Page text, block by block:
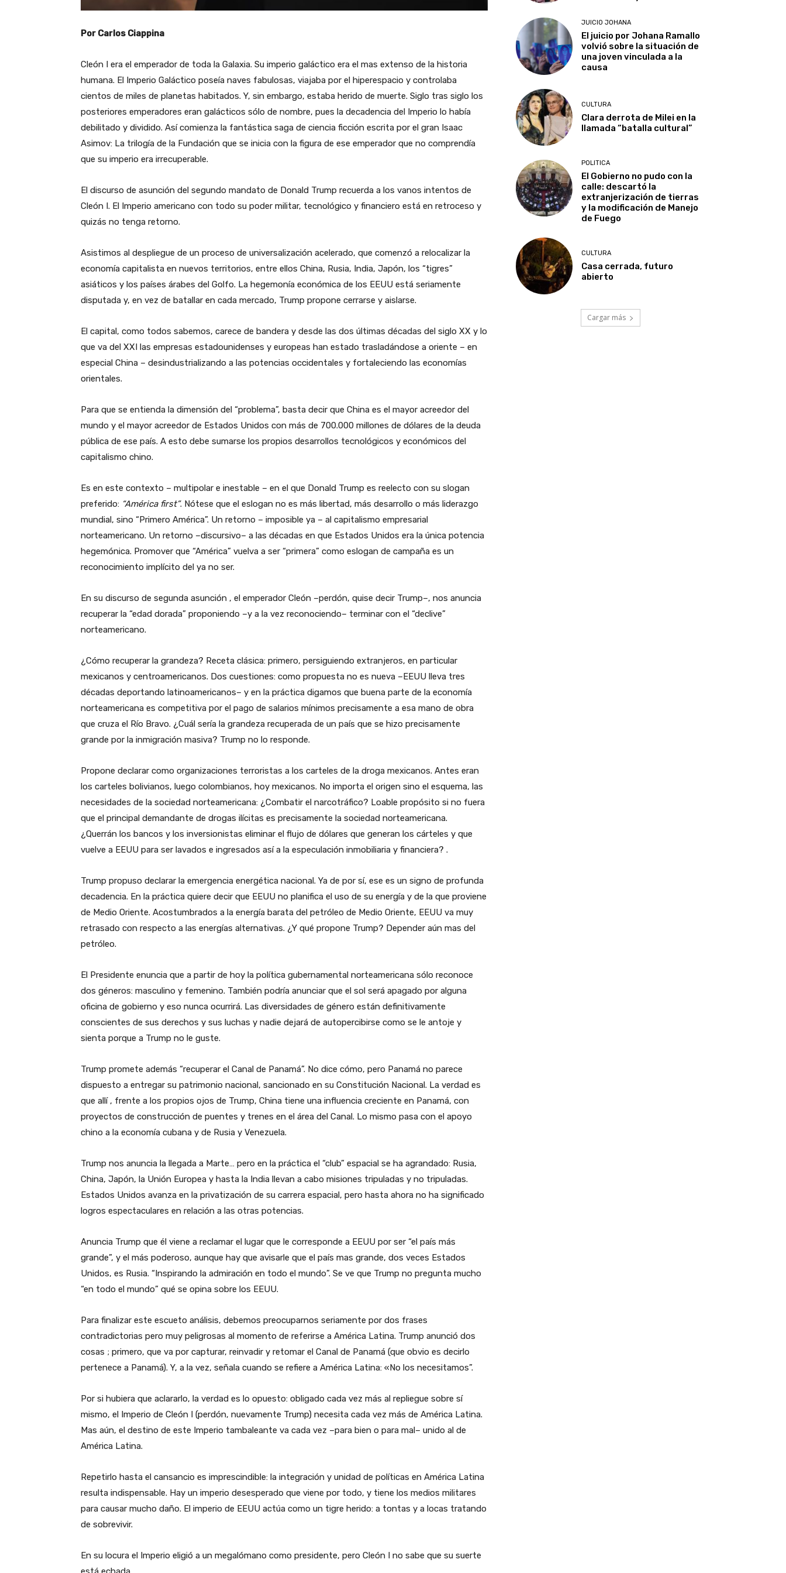
Por Carlos Ciappina
Cleón I era el emperador de toda la Galaxia. Su imperio galáctico era el mas extenso de la historia
humana. El Imperio Galáctico poseía naves fabulosas, viajaba por el hiperespacio y controlaba
cientos de miles de planetas habitados. Y, sin embargo, estaba herido de muerte. Siglo tras siglo los
posteriores emperadores eran galácticos sólo de nombre, pues la decadencia del Imperio lo había
debilitado y dividido. Así comienza la fantástica saga de ciencia ficción escrita por el gran Isaac
Asimov: La trilogía de la Fundación que se inicia con la figura de ese emperador que no comprendía
que su imperio era irrecuperable.
El discurso de asunción del segundo mandato de Donald Trump recuerda a los vanos intentos de
Cleón I. El Imperio americano con todo su poder militar, tecnológico y financiero está en retroceso y
quizás no tenga retorno.
Asistimos al despliegue de un proceso de universalización acelerado, que comenzó a relocalizar la
economía capitalista en nuevos territorios, entre ellos China, Rusia, India, Japón, los “tigres”
asiáticos y los países árabes del Golfo. La hegemonía económica de los EEUU está seriamente
disputada y, en vez de batallar en cada mercado, Trump propone cerrarse y aislarse.
El capital, como todos sabemos, carece de bandera y desde las dos últimas décadas del siglo XX y lo
que va del XXI las empresas estadounidenses y europeas han estado trasladándose a oriente – en
especial China – desindustrializando a las potencias occidentales y fortaleciendo las economías
orientales.
Para que se entienda la dimensión del “problema”, basta decir que China es el mayor acreedor del
mundo y el mayor acreedor de Estados Unidos con más de 700.000 millones de dólares de la deuda
pública de ese país. A esto debe sumarse los propios desarrollos tecnológicos y económicos del
capitalismo chino.
Es en este contexto – multipolar e inestable – en el que Donald Trump es reelecto con su slogan
preferido: “América first”. Nótese que el eslogan no es más libertad, más desarrollo o más liderazgo
mundial, sino “Primero América”. Un retorno – imposible ya – al capitalismo empresarial
norteamericano. Un retorno –discursivo– a las décadas en que Estados Unidos era la única potencia
hegemónica. Promover que “América” vuelva a ser “primera” como eslogan de campaña es un
reconocimiento implícito del ya no ser.
En su discurso de segunda asunción , el emperador Cleón –perdón, quise decir Trump–, nos anuncia
recuperar la “edad dorada” proponiendo –y a la vez reconociendo– terminar con el “declive”
norteamericano.
¿Cómo recuperar la grandeza? Receta clásica: primero, persiguiendo extranjeros, en particular
mexicanos y centroamericanos. Dos cuestiones: como propuesta no es nueva –EEUU lleva tres
décadas deportando latinoamericanos– y en la práctica digamos que buena parte de la economía
norteamericana es competitiva por el pago de salarios mínimos precisamente a esa mano de obra
que cruza el Río Bravo. ¿Cuál sería la grandeza recuperada de un país que se hizo precisamente
grande por la inmigración masiva? Trump no lo responde.
Propone declarar como organizaciones terroristas a los carteles de la droga mexicanos. Antes eran
los carteles bolivianos, luego colombianos, hoy mexicanos. No importa el origen sino el esquema, las
necesidades de la sociedad norteamericana: ¿Combatir el narcotráfico? Loable propósito si no fuera
que el principal demandante de drogas ilícitas es precisamente la sociedad norteamericana.
¿Querrán los bancos y los inversionistas eliminar el flujo de dólares que generan los cárteles y que
vuelve a EEUU para ser lavados e ingresados así a la especulación inmobiliaria y financiera? .
Trump propuso declarar la emergencia energética nacional. Ya de por sí, ese es un signo de profunda
decadencia. En la práctica quiere decir que EEUU no planifica el uso de su energía y de la que proviene
de Medio Oriente. Acostumbrados a la energía barata del petróleo de Medio Oriente, EEUU va muy
retrasado con respecto a las energías alternativas. ¿Y qué propone Trump? Depender aún mas del
petróleo.
El Presidente enuncia que a partir de hoy la política gubernamental norteamericana sólo reconoce
dos géneros: masculino y femenino. También podría anunciar que el sol será apagado por alguna
oficina de gobierno y eso nunca ocurrirá. Las diversidades de género están definitivamente
conscientes de sus derechos y sus luchas y nadie dejará de autopercibirse como se le antoje y
sienta porque a Trump no le guste.
Trump promete además “recuperar el Canal de Panamá”. No dice cómo, pero Panamá no parece
dispuesto a entregar su patrimonio nacional, sancionado en su Constitución Nacional. La verdad es
que allí , frente a los propios ojos de Trump, China tiene una influencia creciente en Panamá, con
proyectos de construcción de puentes y trenes en el área del Canal. Lo mismo pasa con el apoyo
chino a la economía cubana y de Rusia y Venezuela.
Trump nos anuncia la llegada a Marte… pero en la práctica el “club” espacial se ha agrandado: Rusia,
China, Japón, la Unión Europea y hasta la India llevan a cabo misiones tripuladas y no tripuladas.
Estados Unidos avanza en la privatización de su carrera espacial, pero hasta ahora no ha significado
logros espectaculares en relación a las otras potencias.
Anuncia Trump que él viene a reclamar el lugar que le corresponde a EEUU por ser “el país más
grande”, y el más poderoso, aunque hay que avisarle que el país mas grande, dos veces Estados
Unidos, es Rusia. “Inspirando la admiración en todo el mundo”. Se ve que Trump no pregunta mucho
“en todo el mundo” qué se opina sobre los EEUU.
Para finalizar este escueto análisis, debemos preocuparnos seriamente por dos frases
contradictorias pero muy peligrosas al momento de referirse a América Latina. Trump anunció dos
cosas ; primero, que va por capturar, reinvadir y retomar el Canal de Panamá (que obvio es decirlo
pertenece a Panamá). Y, a la vez, señala cuando se refiere a América Latina: «No los necesitamos”.
Por si hubiera que aclararlo, la verdad es lo opuesto: obligado cada vez más al repliegue sobre sí
mismo, el Imperio de Cleón I (perdón, nuevamente Trump) necesita cada vez más de América Latina.
Mas aún, el destino de este Imperio tambaleante va cada vez –para bien o para mal– unido al de
América Latina.
Repetirlo hasta el cansancio es imprescindible: la integración y unidad de políticas en América Latina
resulta indispensable. Hay un imperio desesperado que viene por todo, y tiene los medios militares
para causar mucho daño. El imperio de EEUU actúa como un tigre herido: a tontas y a locas tratando
de sobrevivir.
En su locura el Imperio eligió a un megalómano como presidente, pero Cleón I no sabe que su suerte
JUICIO JOHANA
El juicio por Johana Ramallo
volvió sobre la situación de
una joven vinculada a la
causa
CULTURA
Clara derrota de Milei en la
llamada “batalla cultural”
POLITICA
El Gobierno no pudo con la
calle: descartó la
extranjerización de tierras
y la modificación de Manejo
de Fuego
CULTURA
Casa cerrada, futuro
abierto
Cargar más